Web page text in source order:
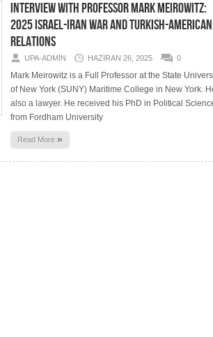
INTERVIEW WITH PROFESSOR MARK MEIROWITZ:
2025 ISRAEL-IRAN WAR AND TURKISH-AMERICAN
RELATIONS
UPA-ADMIN HAZIRAN 26, 2025 0
Mark Meirowitz is a Full Professor at the State
of New York (SUNY) Maritime College in New York.
also a lawyer. He received his PhD in Political
from Fordham University
Read More »